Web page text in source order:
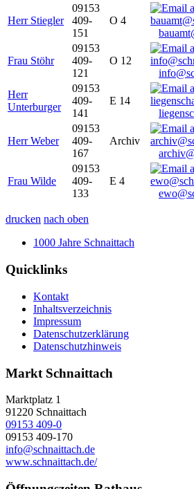
Herr Stiegler
09153
409-
151
O 4
Frau Stöhr
09153
409-
121
O 12
Herr
Unterburger
09153
409-
141
E 14
Herr Weber
09153
409-
167
Archiv
Frau Wilde
09153
409-
133
E 4
drucken nach oben
1000 Jahre Schnaittach
Quicklinks
Kontakt
Inhaltsverzeichnis
Impressum
Datenschutzerklärung
Datenschutzhinweis
Markt Schnaittach
Marktplatz 1
91220 Schnaittach
09153 409-0
09153 409-170
info@schnaittach.de
www.schnaittach.de/